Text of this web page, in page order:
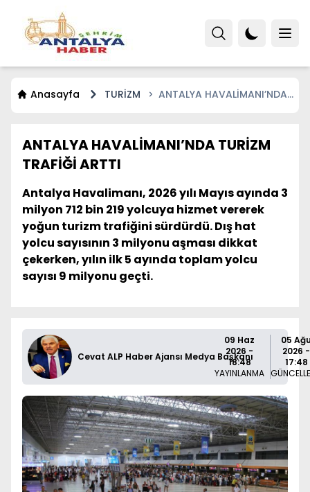
Anasayfa TURİZM
ANTALYA HAVALİMANI’NDA
ANTALYA HAVALİMANI’NDA TURİZM
TRAFİĞİ ARTTI
Antalya Havalimanı, 2026 yılı Mayıs ayında 3
milyon 712 bin 219 yolcuya hizmet vererek
yoğun turizm trafiğini sürdürdü. Dış hat
yolcu sayısının 3 milyonu aşması dikkat
çekerken, yılın ilk 5 ayında toplam yolcu
sayısı 9 milyonu geçti.
Cevat ALP Haber Ajansı Medya Başkanı
09 Haz
2026 -
18:48
YAYINLANMA
05
2026 -
17:48